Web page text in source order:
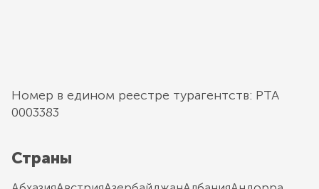
Номер в едином реестре турагентств: РТА
0003383
Страны